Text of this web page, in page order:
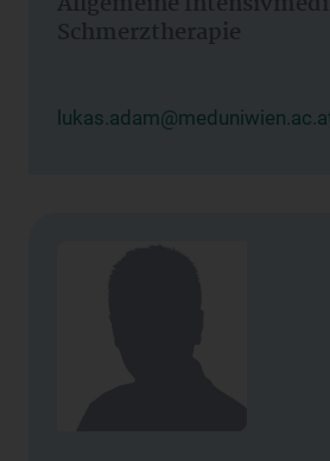
Schmerztherapie